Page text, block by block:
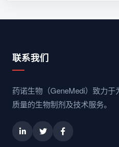
联系我们
药诺生物（GeneMedi）致力
质量的生物制剂及技术服务。